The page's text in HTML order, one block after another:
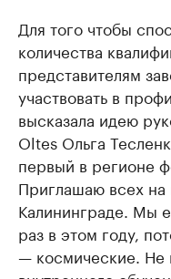
Для того чтобы
количества
представителям
участвовать в
высказала идею
Oltes Ольга
первый в регионе
Приглашаю всех
Калининграде. Мы
раз в этом году,
— космические. Не